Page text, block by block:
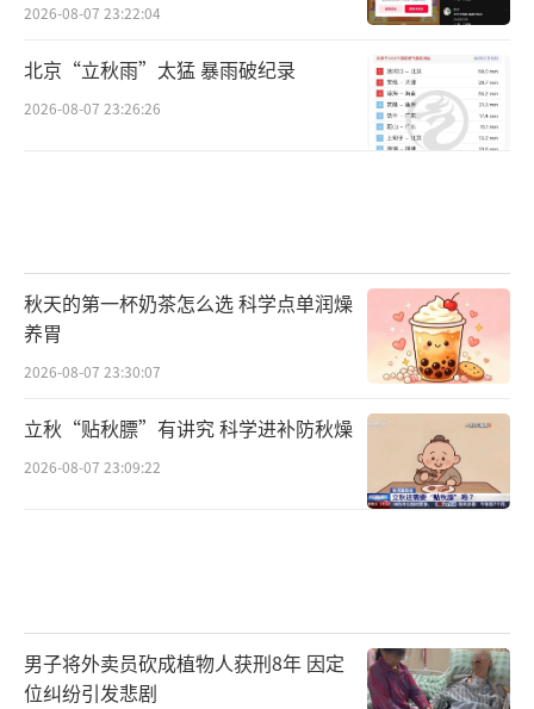
2026-08-07 23:22:04
北京“立秋雨”太猛 暴雨破纪录
2026-08-07 23:26:26
秋天的第一杯奶茶怎么选 科学点单润燥
养胃
2026-08-07 23:30:07
立秋“贴秋膘”有讲究 科学进补防秋燥
2026-08-07 23:09:22
男子将外卖员砍成植物人获刑8年 因定
位纠纷引发悲剧